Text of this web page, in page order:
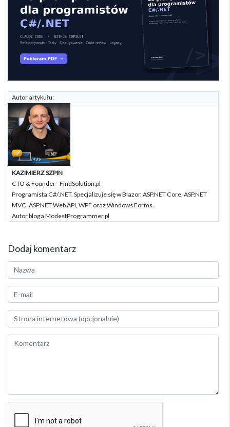
Autor artykułu:
KAZIMIERZ SZPIN
CTO & Founder - FindSolution.pl
Programista C#/.NET. Specjalizuje się w Blazor, ASP.NET Core, ASP.NET
MVC, ASP.NET Web API, WPF oraz Windows Forms.
Autor bloga ModestProgrammer.pl
Dodaj komentarz